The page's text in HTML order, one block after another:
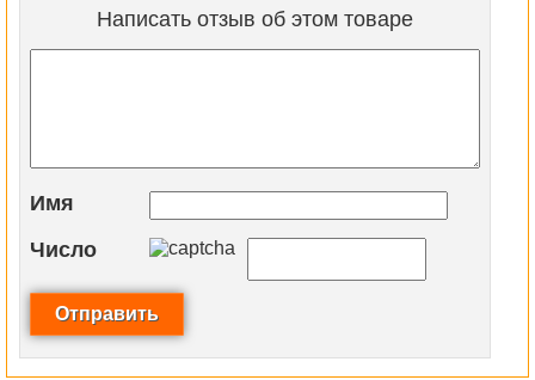
Написать отзыв об этом товаре
Имя
Число